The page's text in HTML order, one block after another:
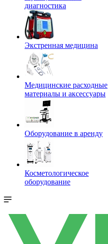
диагностика
Экстренная медицина
Медицинские расходные
материалы и аксессуары
Оборудование в аренду
Косметологическое
оборудование